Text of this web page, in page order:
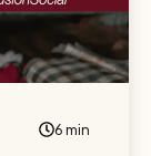
6 min